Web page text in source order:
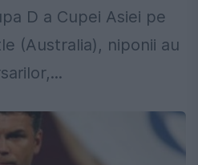
D a Cupei Asiei pe
(Australia), niponii au